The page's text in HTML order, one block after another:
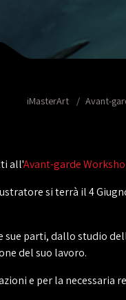
iMasterArt Avant-
all'Avant-garde
si terrà il 4
parti, dallo studio
del suo lavoro.
e per la necessaria